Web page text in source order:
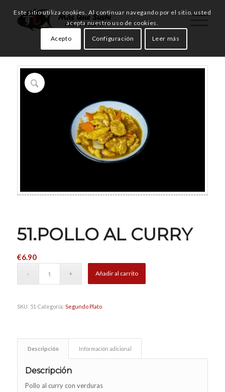
51.POLLO AL CURRY
€6.90
Añadir al carrito
SKU: 51 Categoría: Segundo Plato
Descripción Información adicional
Descripción
Pollo al curry con verduras
Este sitio utiliza cookies. Al continuar navegando por el sitio, usted
acepta nuestro uso de cookies.
Acepto Configuración Leer más